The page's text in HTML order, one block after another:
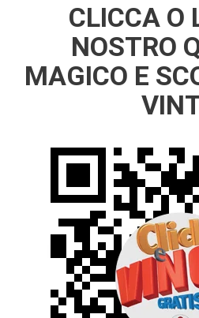
CLICCA O
NOSTRO
MAGICO E